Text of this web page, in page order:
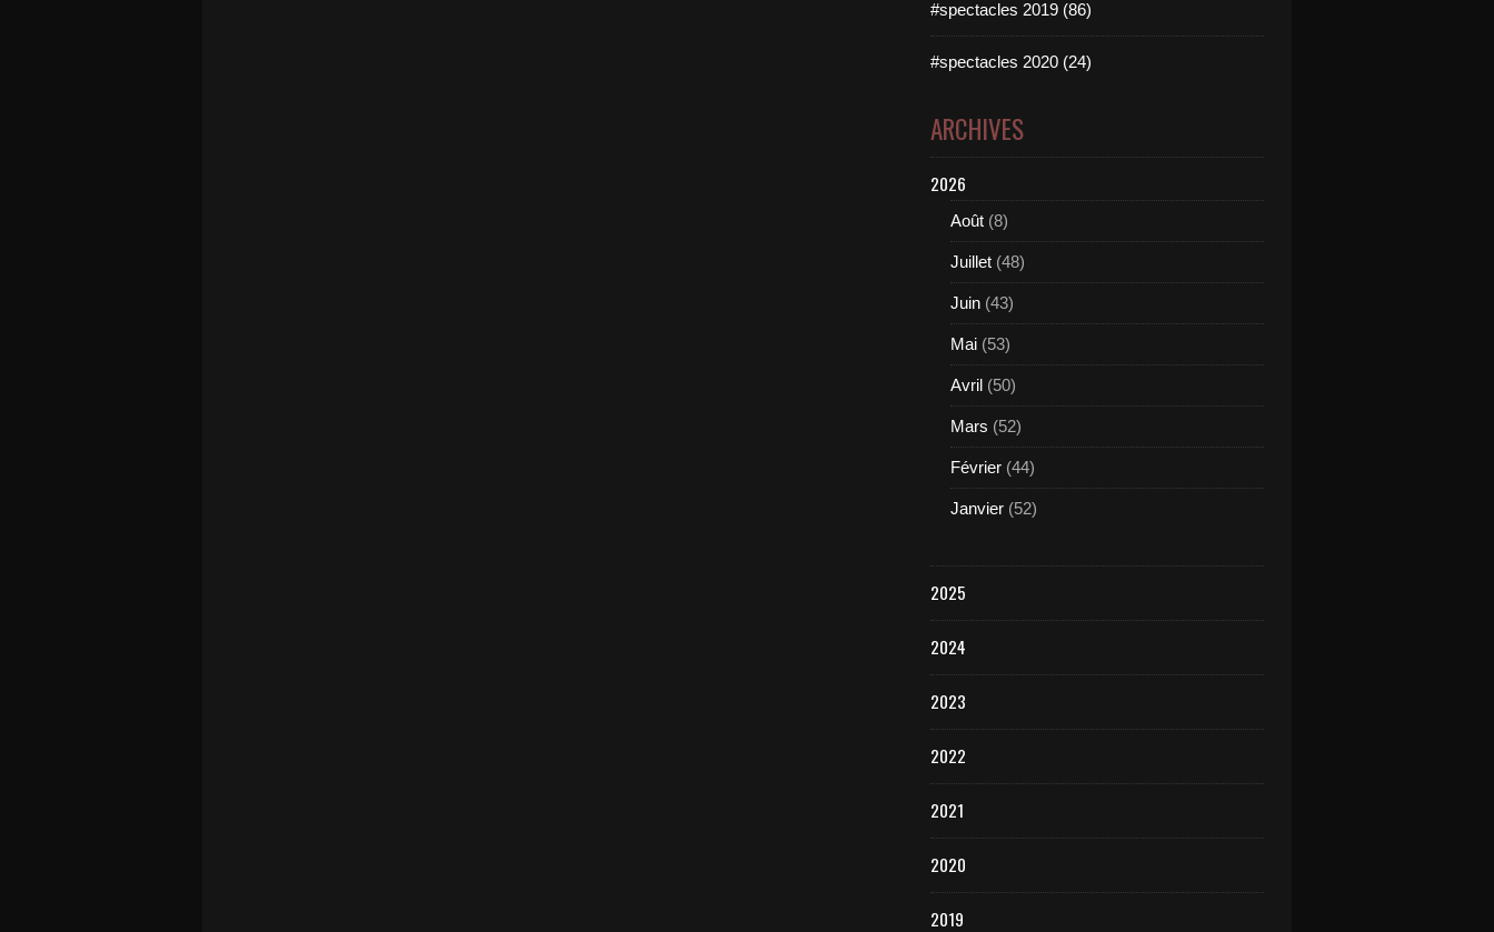
#spectacles 2019 (86)
#spectacles 2020 (24)
ARCHIVES
2026
Août (8)
Juillet (48)
Juin (43)
Mai (53)
Avril (50)
Mars (52)
Février (44)
Janvier (52)
2025
2024
2023
2022
2021
2020
2019